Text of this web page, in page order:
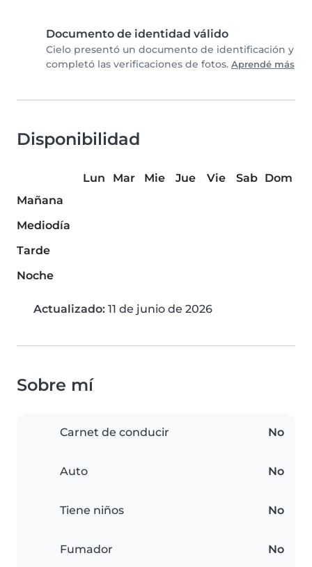
Documento de identidad válido
Cielo presentó un documento de identificación y
completó las verificaciones de fotos. Aprendé más
Disponibilidad
Lun Mar Mie Jue Vie Sab
Dom
Mañana
Mediodía
Tarde
Noche
Actualizado: 11 de junio de 2026
Sobre mí
Carnet de conducir No
Auto No
Tiene niños No
Fumador No